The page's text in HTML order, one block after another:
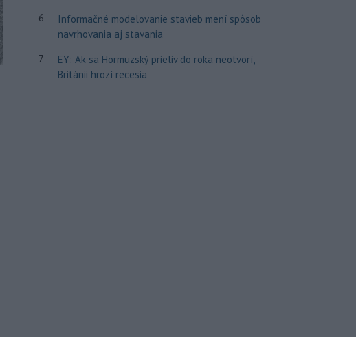
6
Informačné modelovanie stavieb mení spôsob
navrhovania aj stavania
7
EY: Ak sa Hormuzský prieliv do roka neotvorí,
Británii hrozí recesia